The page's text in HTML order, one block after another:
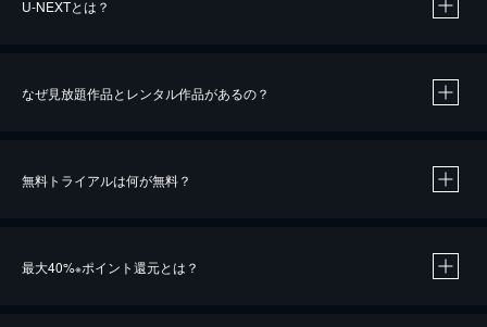
U-NEXTとは？
なぜ見放題作品とレンタル作品があるの？
無料トライアルは何が無料？
最大40%※ポイント還元とは？